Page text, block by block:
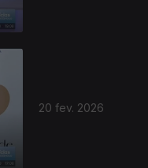
20 fev. 2026